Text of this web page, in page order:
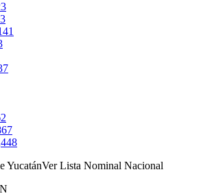
YucatánVer Lista Nominal Nacional